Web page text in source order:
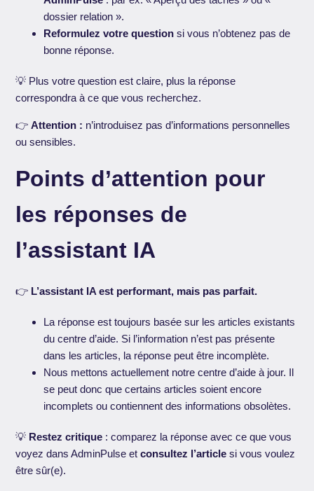
dossier relation ».
Reformulez votre question si vous n’obtenez pas de
bonne réponse.
💡 Plus votre question est claire, plus la réponse
correspondra à ce que vous recherchez.
👉Attention : n’introduisez pas d’informations personnelles
ou sensibles.
Points d’attention pour
les réponses de
l’assistant IA
👉 L’assistant IA est performant, mais pas parfait.
La réponse est toujours basée sur les articles existants
du centre d’aide. Si l’information n’est pas présente
dans les articles, la réponse peut être incomplète.
Nous mettons actuellement notre centre d’aide à jour. Il
se peut donc que certains articles soient encore
incomplets ou contiennent des informations obsolètes.
💡 Restez critique : comparez la réponse avec ce que vous
voyez dans AdminPulse etconsultez l’article si vous voulez
être sûr(e).